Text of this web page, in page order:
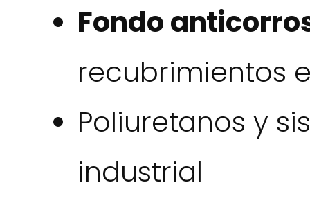
Fondo
recubrimientos
Poliuretanos y
industrial